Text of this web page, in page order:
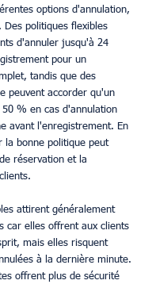
options d'annulation,
politiques flexibles
d'annuler jusqu'à 24
pour un
tandis que des
peuvent accorder qu'un
% en cas d'annulation
avant l'enregistrement. En
la bonne politique peut
réservation et la
attirent généralement
car elles offrent aux clients
mais elles risquent
à la dernière minute.
offrent plus de sécurité